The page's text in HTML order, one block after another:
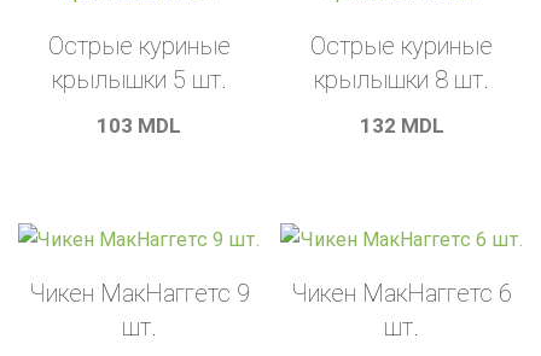
Острые куриные
крылышки 5 шт.
103 MDL
Острые куриные
крылышки 8 шт.
132 MDL
Чикен МакНаггетс 9
шт.
Чикен МакНаггетс 6
шт.